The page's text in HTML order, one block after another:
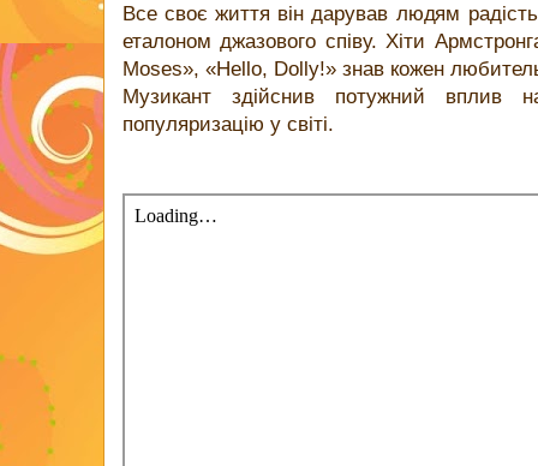
Все своє життя він дарував людям
еталоном джазового співу. Хіти
Moses», «Hello, Dolly!» знав кожен
Музикант здійснив потужний вплив
популяризацію у світі.